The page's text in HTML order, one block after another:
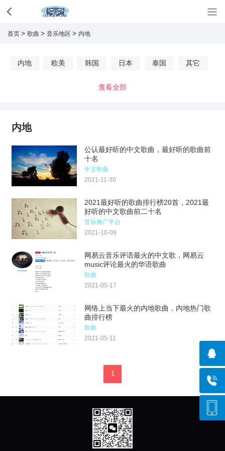
首页 > 歌曲 > 音乐地区 > 内地
内地 欧美 韩国 日本 泰国 其它
查看全部
内地
公认最好听的中文歌曲，最好听的歌曲前
十名
中文歌曲
2021-11-30
2021最好听的歌曲排行榜20首，2021最
好听的中文歌曲前二十名
音乐推广平台
2021-10-09
网易云音乐评语最火的中文歌，网易云
music评论最火的华语歌曲
歌曲
2021-05-17
网络上当下最火的内地歌曲，内地热门歌
曲排行榜
歌曲
2021-05-11
1